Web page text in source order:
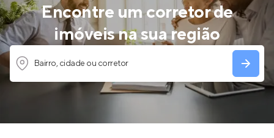
Encontre um corretor de
imóveis na sua região
Bairro, cidade ou corretor